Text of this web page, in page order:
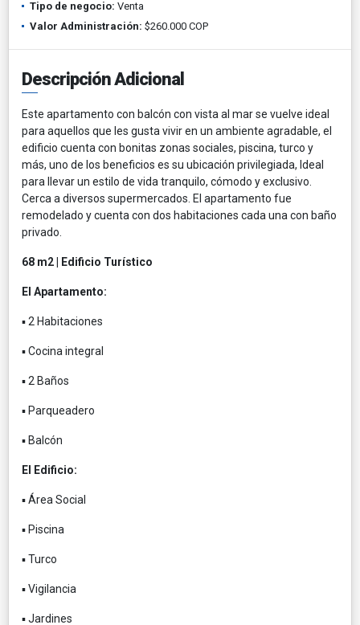
Tipo de negocio: Venta
Valor Administración: $260.000 COP
Descripción Adicional
Este apartamento con balcón con vista al mar se vuelve ideal
para aquellos que les gusta vivir en un ambiente agradable, el
edificio cuenta con bonitas zonas sociales, piscina, turco y
más, uno de los beneficios es su ubicación privilegiada, Ideal
para llevar un estilo de vida tranquilo, cómodo y exclusivo.
Cerca a diversos supermercados. El apartamento fue
remodelado y cuenta con dos habitaciones cada una con baño
privado.
68 m2 | Edificio Turístico
El Apartamento:
▪ 2 Habitaciones
▪ Cocina integral
▪ 2 Baños
▪ Parqueadero
▪ Balcón
El Edificio:
▪ Área Social
▪ Piscina
▪ Turco
▪ Vigilancia
▪ Jardines